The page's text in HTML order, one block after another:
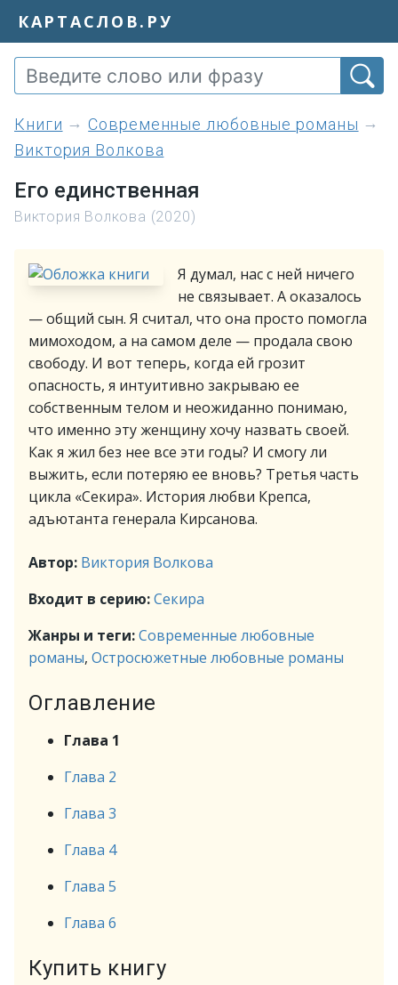
КАРТАСЛОВ.РУ
книги
Современные любовные романы
Виктория Волкова
Его единственная
Виктория Волкова (2020)
Я думал, нас с ней ничего
не связывает. А оказалось
— общий сын. Я считал, что она просто помогла
мимоходом, а на самом деле — продала свою
свободу. И вот теперь, когда ей грозит
опасность, я интуитивно закрываю ее
собственным телом и неожиданно понимаю,
что именно эту женщину хочу назвать своей.
Как я жил без нее все эти годы? И смогу ли
выжить, если потеряю ее вновь? Третья часть
цикла «Секира». История любви Крепса,
адъютанта генерала Кирсанова.
Автор: Виктория Волкова
Входит в серию:Секира
Жанры и теги:Современные любовные
романы, Остросюжетные любовные романы
Оглавление
Глава 1
Глава 2
Глава 3
Глава 4
Глава 5
Глава 6
Купить книгу